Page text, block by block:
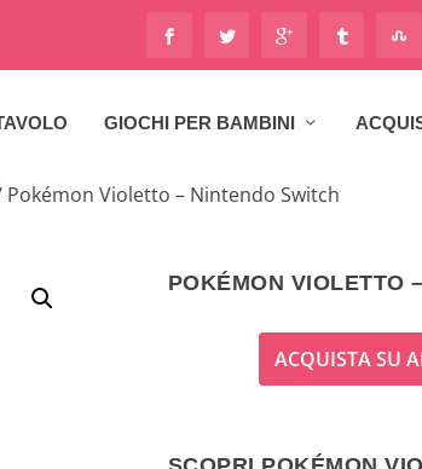
GIOCHI PER BAMBINI
Pokémon Violetto – Nintendo Switch
POKÉMON VIOLETTO
ACQUISTA SU